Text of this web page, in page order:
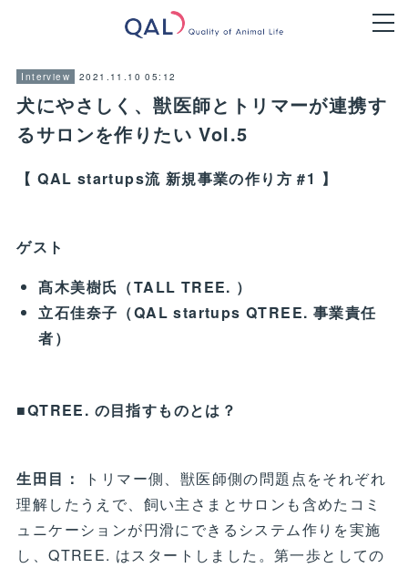
Interview 2021.11.10 05:12
犬にやさしく、獣医師とトリマーが連携す
るサロンを作りたい Vol.5
【 QAL startups流 新規事業の作り方 #1 】
ゲスト
髙木美樹氏（TALL TREE. ）
立石佳奈子（QAL startups QTREE. 事業責任
者）
■QTREE. の目指すものとは？
生田目：
トリマー側、獣医師側の問題点をそれぞれ
理解したうえで、飼い主さまとサロンも含めたコミ
ュニケーションが円滑にできるシステム作りを実施
し、QTREE. はスタートしました。第一歩としての